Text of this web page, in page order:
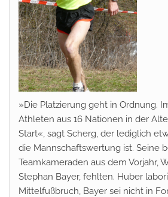
»Die Platzierung geht in Ordnung.
Athleten aus 16 Nationen in der
Start«, sagt Scherg, der lediglich
die Mannschaftswertung ist. Seine
Teamkameraden aus dem Vorjahr,
Stephan Bayer, fehlten. Huber
Mittelfußbruch, Bayer sei nicht in